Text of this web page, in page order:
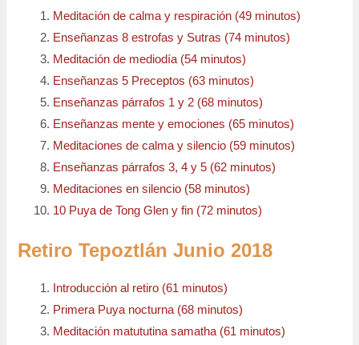
Meditación de calma y respiración (49 minutos)
Enseñanzas 8 estrofas y Sutras (74 minutos)
Meditación de mediodía (54 minutos)
Enseñanzas 5 Preceptos (63 minutos)
Enseñanzas párrafos 1 y 2 (68 minutos)
Enseñanzas mente y emociones (65 minutos)
Meditaciones de calma y silencio (59 minutos)
Enseñanzas párrafos 3, 4 y 5 (62 minutos)
Meditaciones en silencio (58 minutos)
10 Puya de Tong Glen y fin (72 minutos)
Retiro Tepoztlán Junio 2018
Introducción al retiro (61 minutos)
Primera Puya nocturna (68 minutos)
Meditación matututina samatha (61 minutos)